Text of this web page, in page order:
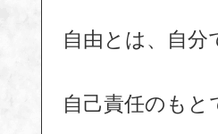
自由とは、自
自己責任のも